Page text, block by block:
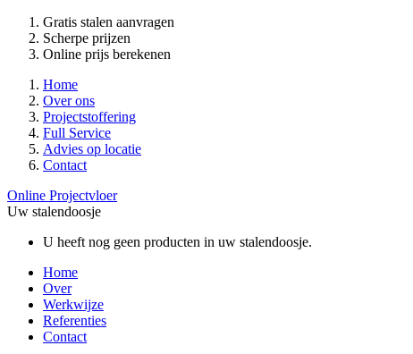
Gratis stalen aanvragen
Scherpe prijzen
Online prijs berekenen
Home
Over ons
Projectstoffering
Full Service
Advies op locatie
Contact
Online Projectvloer
Uw stalendoosje
U heeft nog geen producten in uw stalendoosje.
Home
Over
Werkwijze
Referenties
Contact